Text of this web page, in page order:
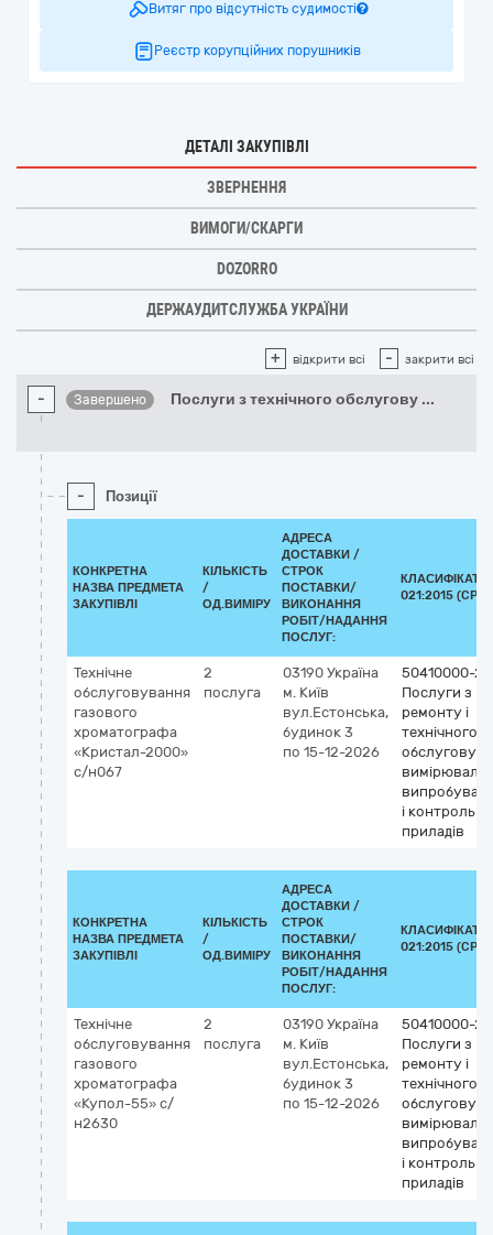
Витяг про відсутність судимості
Реєстр корупційних порушників
ДЕТАЛІ ЗАКУПІВЛІ
ЗВЕРНЕННЯ
ВИМОГИ/СКАРГИ
DOZORRO
ДЕРЖАУДИТСЛУЖБА УКРАЇНИ
+ відкрити всі - закрити всі
- Завершено Послуги з технічного обслугову ...
- Позиції
КОНКРЕТНА
НАЗВА ПРЕДМЕТА
ЗАКУПІВЛІ
КІЛЬКІСТЬ
/
ОД.ВИМІРУ
АДРЕСА
ДОСТАВКИ /
СТРОК
ПОСТАВКИ/
ВИКОНАННЯ
РОБІТ/НАДАННЯ
ПОСЛУГ:
021:2015 (CPV)
Технічне
обслуговування
газового
хроматографа
«Кристал-2000»
с/н067
2
послуга
03190 Україна
м. Київ
вул.Естонська,
будинок 3
по 15-12-2026
50410000-2
Послуги з
ремонту і
технічного
і
приладів
КОНКРЕТНА
НАЗВА ПРЕДМЕТА
ЗАКУПІВЛІ
КІЛЬКІСТЬ
/
ОД.ВИМІРУ
АДРЕСА
ДОСТАВКИ /
СТРОК
ПОСТАВКИ/
ВИКОНАННЯ
РОБІТ/НАДАННЯ
ПОСЛУГ:
021:2015 (CPV)
Технічне
обслуговування
газового
хроматографа
«Купол-55» с/
н2630
2
послуга
03190 Україна
м. Київ
вул.Естонська,
будинок 3
по 15-12-2026
50410000-2
Послуги з
ремонту і
технічного
і
приладів